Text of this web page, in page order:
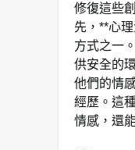
修復這些
先，**心
方式之一
供安全的
他們的情
經歷。這
情感，還